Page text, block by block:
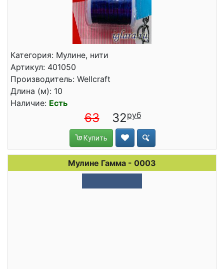
Категория: Мулине, нити
Артикул: 401050
Производитель: Wellcraft
Длина (м): 10
Наличие: Есть
63 32
Купить
Мулине Гамма - 0003